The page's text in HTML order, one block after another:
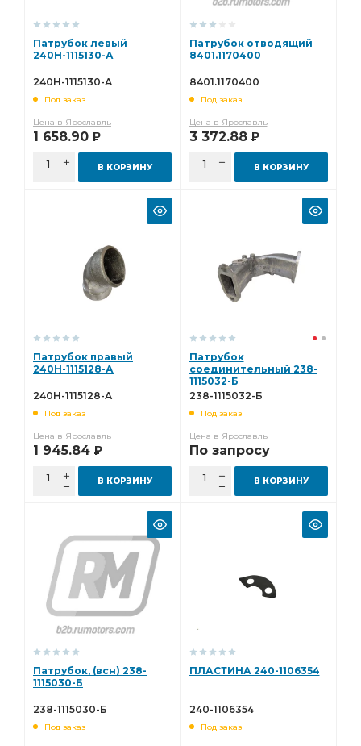
Патрубок левый
240Н-1115130-А
240Н-1115130-А
Под заказ
Цена в Ярославль
1 658.90 Р
В КОРЗИНУ
Патрубок отводящий
8401.1170400
8401.1170400
Под заказ
Цена в Ярославль
3 372.88 Р
В КОРЗИНУ
Патрубок правый
240Н-1115128-А
240Н-1115128-А
Под заказ
Цена в Ярославль
1 945.84 Р
В КОРЗИНУ
Патрубок
соединительный 238-
1115032-Б
238-1115032-Б
Под заказ
Цена в Ярославль
По запросу
В КОРЗИНУ
Патрубок, (всн) 238-
1115030-Б
238-1115030-Б
Под заказ
ПЛАСТИНА 240-1106354
240-1106354
Под заказ